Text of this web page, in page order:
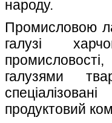
народу.
Промисловою
галузі
галузями
продуктовий